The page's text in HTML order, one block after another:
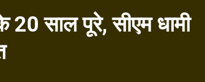
साल पूरे, सीएम धामी